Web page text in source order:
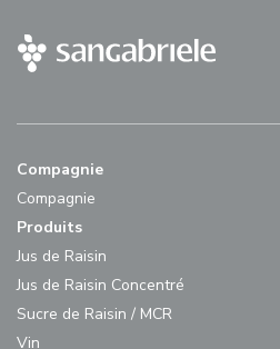
Compagnie
Compagnie
Produits
Jus de Raisin
Jus de Raisin Concentré
Sucre de Raisin / MCR
Vin